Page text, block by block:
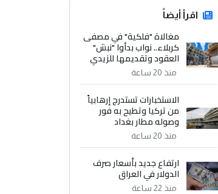
اقرأ أيضاً
مغالاة "فلكية" في مصفى
كربلاء.. نواب بدأوا "نبش"
العقود وتقديمها للزيدي
منذ 20 ساعة
الاستخبارات تستدرج إرهابياً
من تركيا وتطيح به فور
وصوله مطار بغداد
منذ 20 ساعة
ارتفاع جديد بأسعار صرف
الدولار في العراق
منذ 22 ساعة